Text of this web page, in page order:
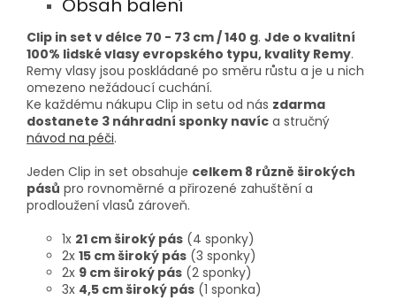
Obsah balení
Clip in set v délce 70 - 73 cm / 140 g. Jde o kvalitní
100% lidské vlasy evropského typu, kvality Remy.
Remy vlasy jsou poskládané po směru růstu a je u nich
omezeno nežádoucí cuchání.
Ke každému nákupu Clip in setu od nás zdarma
dostanete 3 náhradní sponky navíc a stručný
návod na péči.
Jeden Clip in set obsahuje celkem 8 různě širokých
pásů pro rovnoměrné a přirozené zahuštění a
prodloužení vlasů zároveň.
1x 21 cm široký pás (4 sponky)
2x 15 cm široký pás (3 sponky)
2x 9 cm široký pás (2 sponky)
3x 4,5 cm široký pás (1 sponka)